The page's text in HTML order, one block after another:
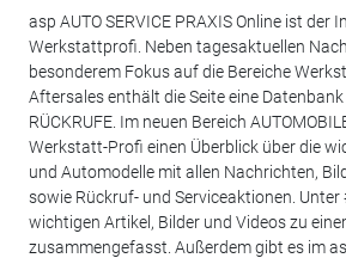
asp AUTO SERVICE PRAXIS Online ist der
Werkstattprofi. Neben tagesaktuellen
besonderem Fokus auf die Bereiche
Aftersales enthält die Seite eine
RÜCKRUFE. Im neuen Bereich
Werkstatt-Profi einen Überblick über die
und Automodelle mit allen Nachrichten,
sowie Rückruf- und Serviceaktionen. Unter
wichtigen Artikel, Bilder und Videos zu
zusammengefasst. Außerdem gibt es im